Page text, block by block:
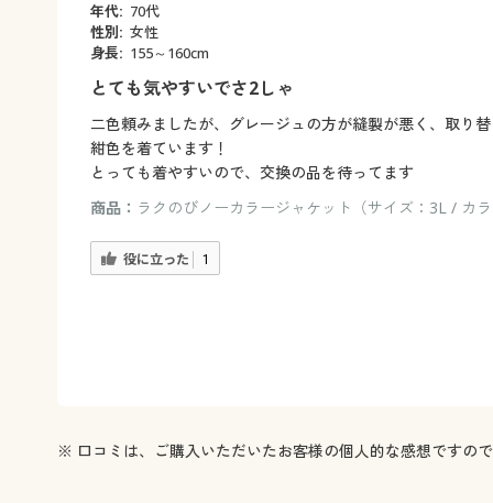
年代: 70代
性別: 女性
身長: 155～160cm
とても気やすいでさ2しゃ
二色頼みましたが、グレージュの方が縫製が悪く、取り替
紺色を着ています！
とっても着やすいので、交換の品を待ってます
商品： ラクのびノーカラージャケット（サイズ：3L / カラ
役に立った 1
※ 口コミは、ご購入いただいたお客様の個人的な感想ですの